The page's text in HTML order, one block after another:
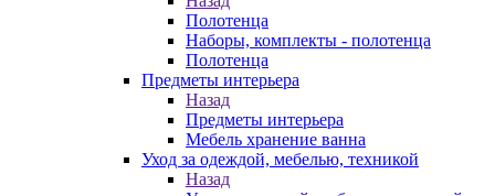
Полотенца
Наборы, комплекты - полотенца
Полотенца
Предметы интерьера
Назад
Предметы интерьера
Мебель хранение ванна
Уход за одеждой, мебелью, техникой
Назад